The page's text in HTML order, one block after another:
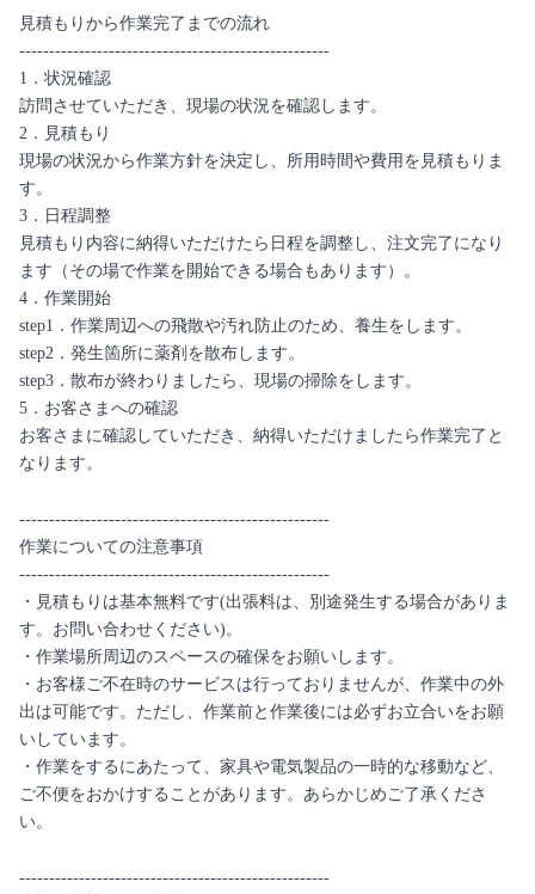
見積もりから作業完了までの流れ
----------------------------------------------------
1．状況確認
訪問させていただき、現場の状況を確認します。
2．見積もり
現場の状況から作業方針を決定し、所用時間や費用を見積もりま
す。
3．日程調整
見積もり内容に納得いただけたら日程を調整し、注文完了になり
ます（その場で作業を開始できる場合もあります）。
4．作業開始
step1．作業周辺への飛散や汚れ防止のため、養生をします。
step2．発生箇所に薬剤を散布します。
step3．散布が終わりましたら、現場の掃除をします。
5．お客さまへの確認
お客さまに確認していただき、納得いただけましたら作業完了と
なります。
----------------------------------------------------
作業についての注意事項
----------------------------------------------------
・見積もりは基本無料です(出張料は、別途発生する場合がありま
す。お問い合わせください)。
・作業場所周辺のスペースの確保をお願いします。
・お客様ご不在時のサービスは行っておりませんが、作業中の外
出は可能です。ただし、作業前と作業後には必ずお立合いをお願
いしています。
・作業をするにあたって、家具や電気製品の一時的な移動など、
ご不便をおかけすることがあります。あらかじめご了承くださ
い。
----------------------------------------------------